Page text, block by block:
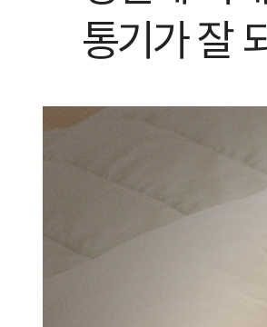
통기가 잘